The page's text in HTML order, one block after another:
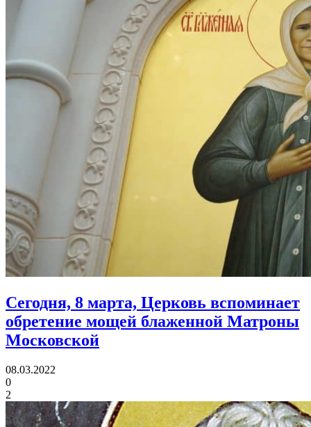
Сегодня, 8 марта, Церковь вспоминает
обретение мощей блаженной Матроны
Московской
08.03.2022
0
2